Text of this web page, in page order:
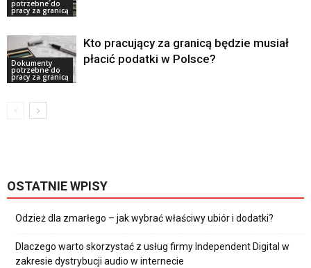
potrzebne do
pracy za granicą
Dokumenty
potrzebne do
pracy za granicą
Kto pracujący za granicą będzie musiał
płacić podatki w Polsce?
OSTATNIE WPISY
Odzież dla zmarłego – jak wybrać właściwy ubiór i dodatki?
Dlaczego warto skorzystać z usług firmy Independent Digital w
zakresie dystrybucji audio w internecie